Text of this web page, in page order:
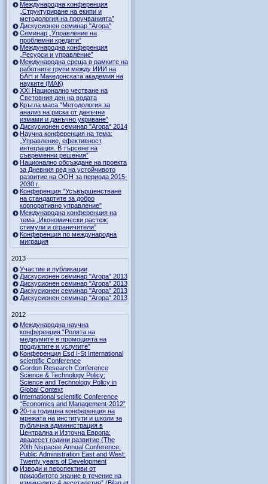
Международна конференция
„Структуриране на екипи и
методология на проучванията”
Дискусионен семинар "Агора"
Семинар „Управление на
проблемни кредити”
Международна конференция
„Ресурси и управление”
Международна среща в рамките на
работните групи между ИИИ на
БАН и Македонската академия на
науките (МАК)
XXI Национално честване на
Световния ден на водата
Кръгла маса "Методология за
анализ на риска от данъчни
измами и данъчно укриване”
Дискусионен семинар "Агора" 2014
Научна конференция на тема:
„Управление, ефективност,
интеграция. В търсене на
съвременни решения”
Национално обсъждане на проекта
за Дневния ред на устойчивото
развитие на ООН за периода 2015-
2030 г.
Конференция "Усъвършенстване
на стандартите за добро
корпоративно управление"
Международна конференция на
тема „Икономически растеж:
стимули и ограничители”
Конференция по международна
миграция
2013
Участие и публикации
Дискусионен семинар "Агора" 2013
Дискусионен семинар "Агора" 2013
Дискусионен семинар "Агора" 2013
Дискусионен семинар "Агора" 2013
2012
Международна научна
конференция “Ролята на
медиумите в промоцията на
продуктите и услугите"
Конференция Esd I-St International
scientific Conference
Gordon Research Сonference
Science & Technology Policy:
Science and Technology Policy in
Global Context
International scientific Conference
“Economics and Management-2012”
20-та годишна конференция на
мрежата на институти и школи за
публична администрация в
Централна и Източна Европа:
двадесет години развитие (The
20th Nispacee Annual Conference:
Public Administration East and West:
Twenty years of Development
Изводи и перспективи от
придобитото знание в течение на